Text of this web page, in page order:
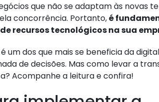
que não se adaptam às novas
concorrência. Portanto,é
recursos tecnológicos na sua
é um dos que mais se beneficia da
de decisões. Mas como levar a
Acompanhe a leitura e confira!